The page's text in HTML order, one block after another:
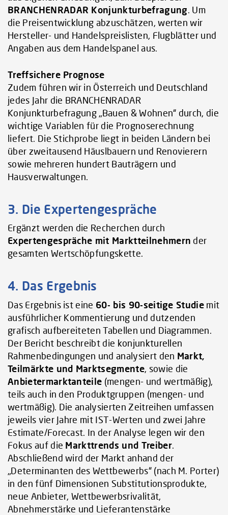
BRANCHENRADAR Konjunkturbefragung. Um
die Preisentwicklung abzuschätzen, werten wir
Hersteller- und Handelspreislisten, Flugblätter und
Angaben aus dem Handelspanel aus.
Treffsichere Prognose
Zudem führen wir in Österreich und Deutschland
jedes Jahr die BRANCHENRADAR
Konjunkturbefragung „Bauen & Wohnen“ durch, die
wichtige Variablen für die Prognoserechnung
liefert. Die Stichprobe liegt in beiden Ländern bei
über zweitausend Häuslbauern und Renovierern
sowie mehreren hundert Bauträgern und
Hausverwaltungen.
3. Die Expertengespräche
Ergänzt werden die Recherchen durch
Expertengespräche mit Marktteilnehmern der
gesamten Wertschöpfungskette.
4. Das Ergebnis
Das Ergebnis ist eine 60- bis 90-seitige Studie mit
ausführlicher Kommentierung und dutzenden
grafisch aufbereiteten Tabellen und Diagrammen.
Der Bericht beschreibt die konjunkturellen
Rahmenbedingungen und analysiert den Markt,
Teilmärkte und Marktsegmente, sowie die
Anbietermarktanteile (mengen- und wertmäßig),
teils auch in den Produktgruppen (mengen- und
wertmäßig). Die analysierten Zeitreihen umfassen
jeweils vier Jahre mit IST-Werten und zwei Jahre
Estimate/Forecast. In der Analyse legen wir den
Fokus auf die Markttrends und Treiber.
Abschließend wird der Markt anhand der
„Determinanten des Wettbewerbs“ (nach M. Porter)
in den fünf Dimensionen Substitutionsprodukte,
neue Anbieter, Wettbewerbsrivalität,
Abnehmerstärke und Lieferantenstärke